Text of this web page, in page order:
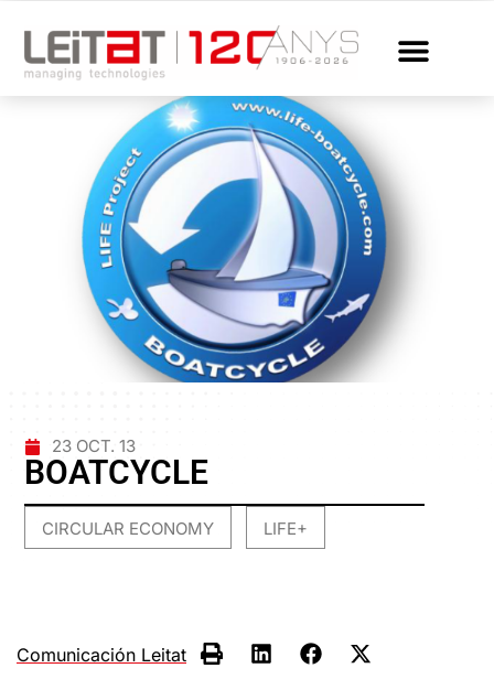
23 OCT. 13
BOATCYCLE
CIRCULAR ECONOMY LIFE+
Comunicación Leitat